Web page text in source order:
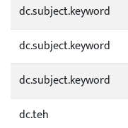
dc.subject.keyword
dc.subject.keyword
dc.subject.keyword
dc.teh